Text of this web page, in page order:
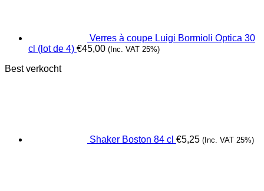
Verres à coupe Luigi Bormioli Optica 30
cl (lot de 4) €45,00 (Inc. VAT 25%)
Best verkocht
Shaker Boston 84 cl €5,25 (Inc. VAT 25%)